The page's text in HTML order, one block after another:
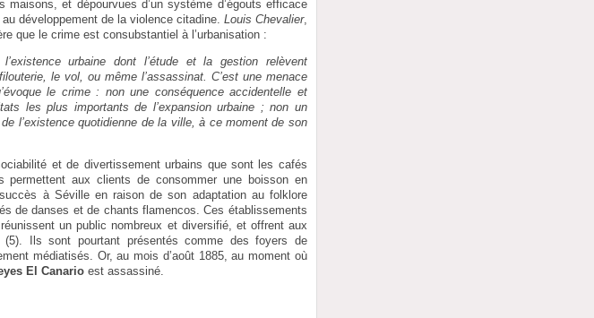
et dépourvues d’un système d’égouts efficace
développement de la violence citadine. Louis Chevalier,
que le crime est consubstantiel à l’urbanisation :
urbaine dont l’étude et la gestion relèvent
le vol, ou même l’assassinat. C’est une menace
le crime : non une conséquence accidentelle et
les plus importants de l’expansion urbaine ; non un
l’existence quotidienne de la ville, à ce moment de son
et de divertissement urbains que sont les cafés
aux clients de consommer une boisson en
à Séville en raison de son adaptation au folklore
de danses et de chants flamencos. Ces établissements
un public nombreux et diversifié, et offrent aux
(5). Ils sont pourtant présentés comme des foyers de
médiatisés. Or, au mois d’août 1885, au moment où
El Canario est assassiné.